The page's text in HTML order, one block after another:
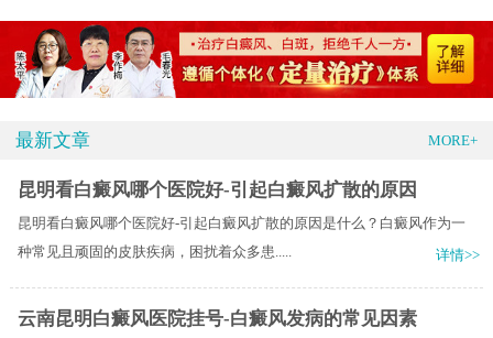
最新文章 MORE+
昆明看白癜风哪个医院好-引起白癜风扩散的原因
昆明看白癜风哪个医院好-引起白癜风扩散的原因是什么？白癜风作为一
种常见且顽固的皮肤疾病，困扰着众多患.....
详情>>
云南昆明白癜风医院挂号-白癜风发病的常见因素